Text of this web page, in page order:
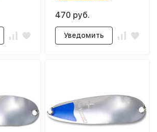
470 руб.
Уведомить